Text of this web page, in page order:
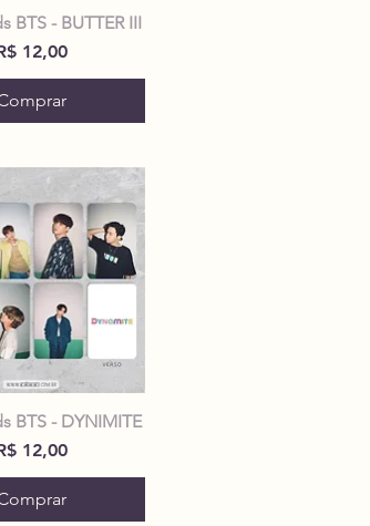
BTS - BUTTER III
Preço
12,00
BTS - DYNIMITE
Preço
12,00